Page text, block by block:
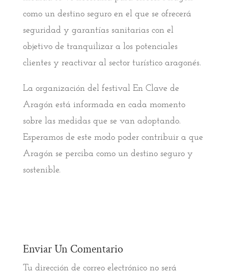
como un destino seguro en el que se ofrecerá
seguridad y garantías sanitarias con el
objetivo de tranquilizar a los potenciales
clientes y reactivar al sector turístico aragonés.
La organización del festival En Clave de
Aragón está informada en cada momento
sobre las medidas que se van adoptando.
Esperamos de este modo poder contribuir a que
Aragón se perciba como un destino seguro y
sostenible.
Enviar Un Comentario
Tu dirección de correo electrónico no será